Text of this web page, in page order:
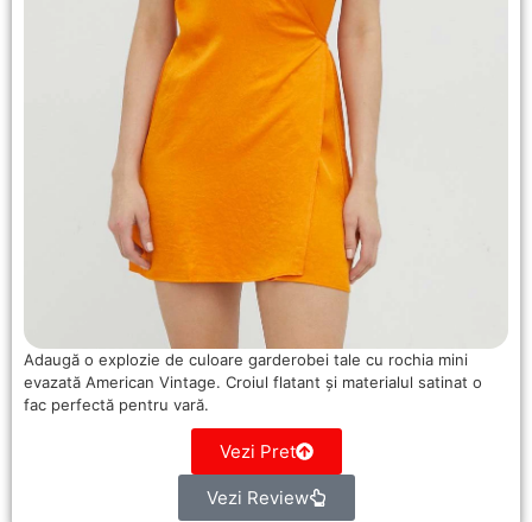
Adaugă o explozie de culoare garderobei tale cu rochia mini
evazată American Vintage. Croiul flatant și materialul satinat o
fac perfectă pentru vară.
Vezi Pret
Vezi Review